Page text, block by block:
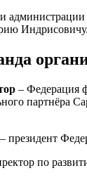
администрации
Индрисовичу.
– Федерация
партнёра
президент
по